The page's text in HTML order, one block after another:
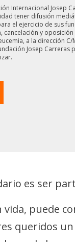
Internacional Josep
tener difusión
el ejercicio de sus
y
a la dirección
Josep
es ser
puede
queridos